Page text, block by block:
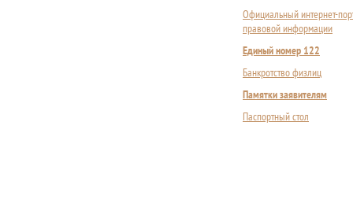
Официальный интернет-
правовой информации
Единый номер 122
Банкротство физлиц
Памятки заявителям
Паспортный стол